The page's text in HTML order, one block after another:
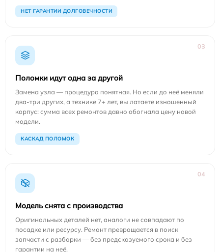
НЕТ ГАРАНТИИ ДОЛГОВЕЧНОСТИ
03
Поломки идут одна за другой
Замена узла — процедура понятная. Но если до неё меняли
два-три других, а технике 7+ лет, вы латаете изношенный
корпус: сумма всех ремонтов давно обогнала цену новой
модели.
КАСКАД ПОЛОМОК
04
Модель снята с производства
Оригинальных деталей нет, аналоги не совпадают по
посадке или ресурсу. Ремонт превращается в поиск
запчасти с разборки — без предсказуемого срока и без
гарантии на неё.